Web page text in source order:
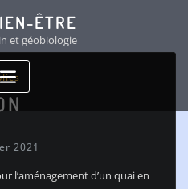
ÊTRE
et géobiologie
2021
l’aménagement d’un quai en